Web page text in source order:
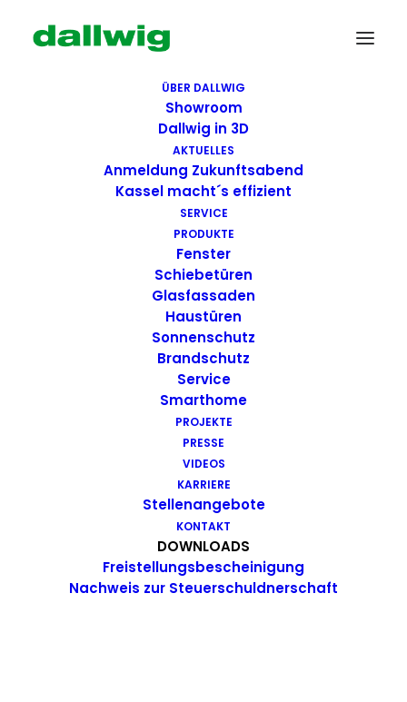
ÜBER DALLWIG
Showroom
Dallwig in 3D
AKTUELLES
Anmeldung Zukunftsabend
Kassel macht´s effizient
SERVICE
PRODUKTE
Fenster
Schiebetüren
Glasfassaden
Haustüren
Sonnenschutz
Brandschutz
Service
Smarthome
PROJEKTE
PRESSE
VIDEOS
KARRIERE
Stellenangebote
KONTAKT
DOWNLOADS
Freistellungsbescheinigung
Nachweis zur Steuerschuldnerschaft